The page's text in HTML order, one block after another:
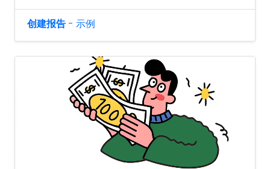
创建报告 - 示例